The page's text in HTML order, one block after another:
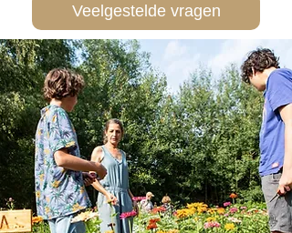
Veelgestelde vragen